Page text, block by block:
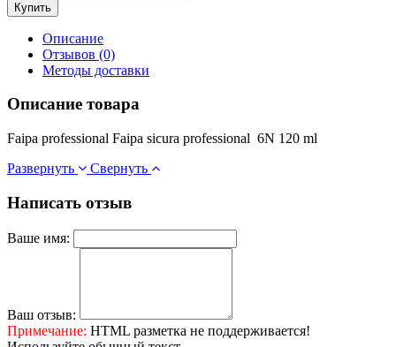
Описание
Отзывов (0)
Методы доставки
Описание товара
Faipa professional Faipa sicura professional 6N 120 ml
Развернуть
Свернуть
Написать отзыв
Ваше имя:
Ваш отзыв:
Примечание: HTML разметка не поддерживается!